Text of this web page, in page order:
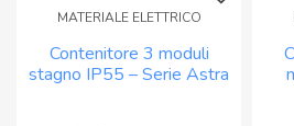
MATERIALE ELETTRICO
Contenitore 3 moduli
stagno IP55 – Serie Astra